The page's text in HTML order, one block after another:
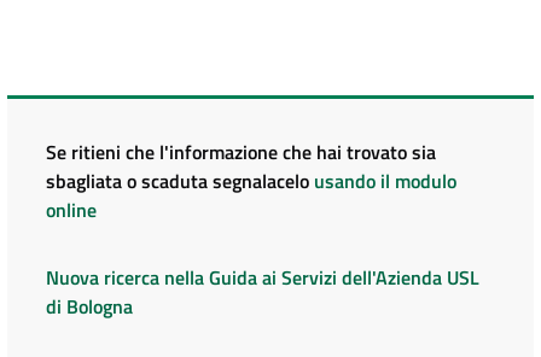
Se ritieni che l'informazione che hai trovato sia
sbagliata o scaduta segnalacelo usando il modulo
online
Nuova ricerca nella Guida ai Servizi dell'Azienda USL
di Bologna